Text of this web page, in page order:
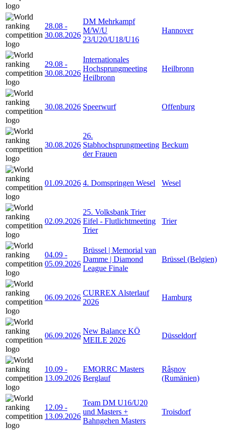
28.08 -
30.08.2026
DM Mehrkampf
M/W/U
23/U20/U18/U16
Hannover
29.08 -
30.08.2026
Internationales
Hochsprungmeeting
Heilbronn
Heilbronn
30.08.2026 Speerwurf Offenburg
30.08.2026
26.
Stabhochsprungmeeting
der Frauen
Beckum
01.09.2026 4. Domspringen Wesel Wesel
02.09.2026
25. Volksbank Trier
Eifel - Flutlichtmeeting
Trier
Trier
04.09 -
05.09.2026
Brüssel | Memorial van
Damme | Diamond
League Finale
Brüssel (Belgien)
06.09.2026
CURREX Alsterlauf
2026
Hamburg
06.09.2026
New Balance KÖ
MEILE 2026
Düsseldorf
10.09 -
13.09.2026
EMORRC Masters
Berglauf
Râșnov
(Rumänien)
12.09 -
13.09.2026
Team DM U16/U20
und Masters +
Bahngehen Masters
Troisdorf